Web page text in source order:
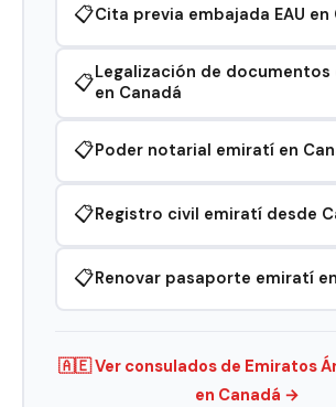
📋Cita previa embajada EAU en
📋Legalización de documentos
en Canadá
📋Poder notarial emiratí en
📋Registro civil emiratí desde
📋Renovar pasaporte emiratí
🇦🇪 Ver consulados de Emiratos
en Canadá →